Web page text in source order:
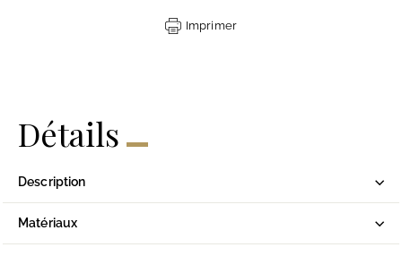
Imprimer
Détails
Description
Matériaux